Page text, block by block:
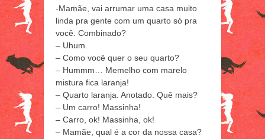
-Mamãe, vai arrumar uma casa muito
linda pra gente com um quarto só pra
você. Combinado?
– Uhum.
– Como você quer o seu quarto?
– Hummm… Memelho com marelo
mistura fica laranja!
– Quarto laranja. Anotado. Quê mais?
– Um carro! Massinha!
– Carro, ok! Massinha, ok!
– Mamãe, qual é a cor da nossa casa?